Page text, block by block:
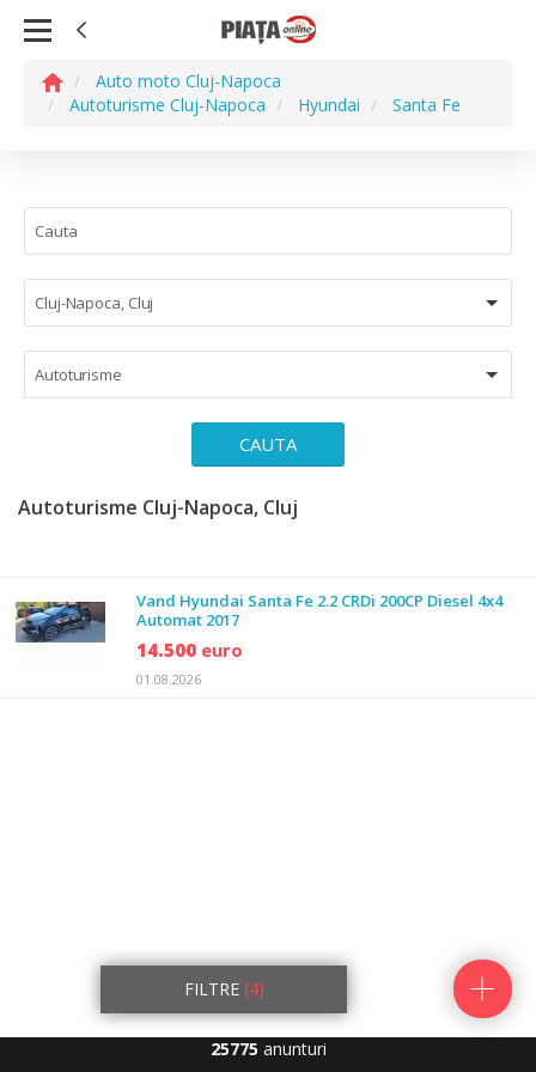
Auto moto Cluj-Napoca
Autoturisme Cluj-Napoca
Hyundai Santa Fe
Cluj-Napoca, Cluj
Autoturisme
CAUTA
Autoturisme Cluj-Napoca, Cluj
Vand Hyundai Santa Fe 2.2 CRDi 200CP Diesel 4x4
Automat 2017
14.500 euro
01.08.2026
FILTRE (4)
25775 anunturi